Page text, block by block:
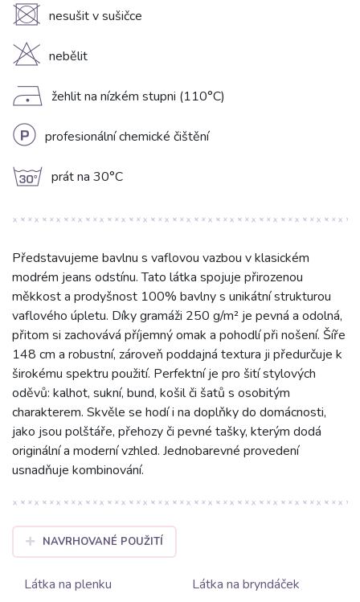
U nesušit v sušičce
H nebělit
D žehlit na nízkém stupni (110°C)
L profesionální chemické čištění
g prát na 30°C
Představujeme bavlnu s vaflovou vazbou v klasickém
modrém jeans odstínu. Tato látka spojuje přirozenou
měkkost a prodyšnost 100% bavlny s unikátní strukturou
vaflového úpletu. Díky gramáži 250 g/m² je pevná a odolná,
přitom si zachovává příjemný omak a pohodlí při nošení. Šíře
148 cm a robustní, zároveň poddajná textura ji předurčuje k
širokému spektru použití. Perfektní je pro šití stylových
oděvů: kalhot, sukní, bund, košil či šatů s osobitým
charakterem. Skvěle se hodí i na doplňky do domácnosti,
jako jsou polštáře, přehozy či pevné tašky, kterým dodá
originální a moderní vzhled. Jednobarevné provedení
usnadňuje kombinování.
NAVRHOVANÉ POUŽITÍ
Látka na plenku
Látka na bryndáček